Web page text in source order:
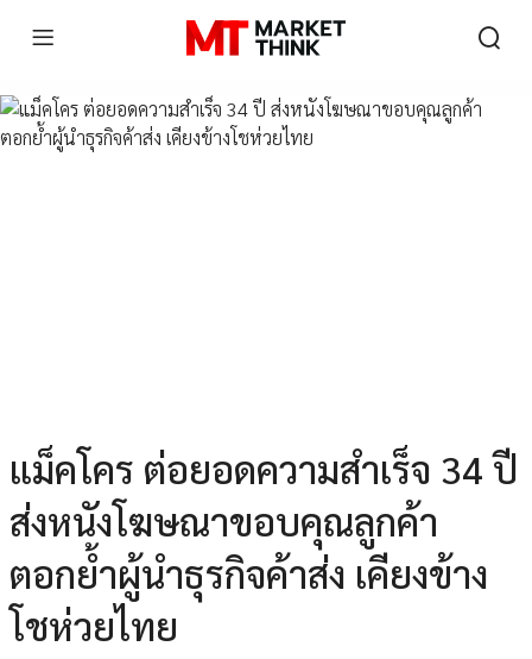
แม็คโคร ต่อยอดความสำเร็จ 34 ปี
ส่งหนังโฆษณาขอบคุณลูกค้า
ตอกย้ำผู้นำธุรกิจค้าส่ง เคียงข้าง
โชห่วยไทย